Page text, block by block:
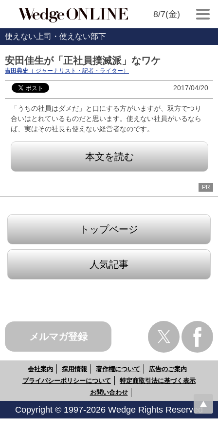
8/7(金)
使えない上司・使えない部下
安田佳生が「正社員撲滅派」なワケ
吉田典史 （ ジャーナリスト・記者・ライター）
2017/04/20
「うちの社員はダメだ」と口にする方がいますが、双方でつり
合いはとれているものだと思います。使えない社員がいるなら
ば、実はその社長も使えない経営者なのです。
本文を読む
PR
トップページ
人気記事
メルマガ登録
会社案内 採用情報 著作権について
広告のご案内
プライバシーポリシーについて
特定商取引法に基づく表示
お問い合わせ
Copyright © 1997-2026 Wedge Rights Reserved